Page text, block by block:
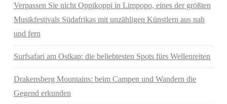
Verpassen Sie nicht Oppikoppi in Limpopo, eines der größten
Musikfestivals Südafrikas mit unzähligen Künstlern aus nah
und fern
Surfsafari am Ostkap: die beliebtesten Spots fürs Wellenreiten
Drakensberg Mountains: beim Campen und Wandern die
Gegend erkunden